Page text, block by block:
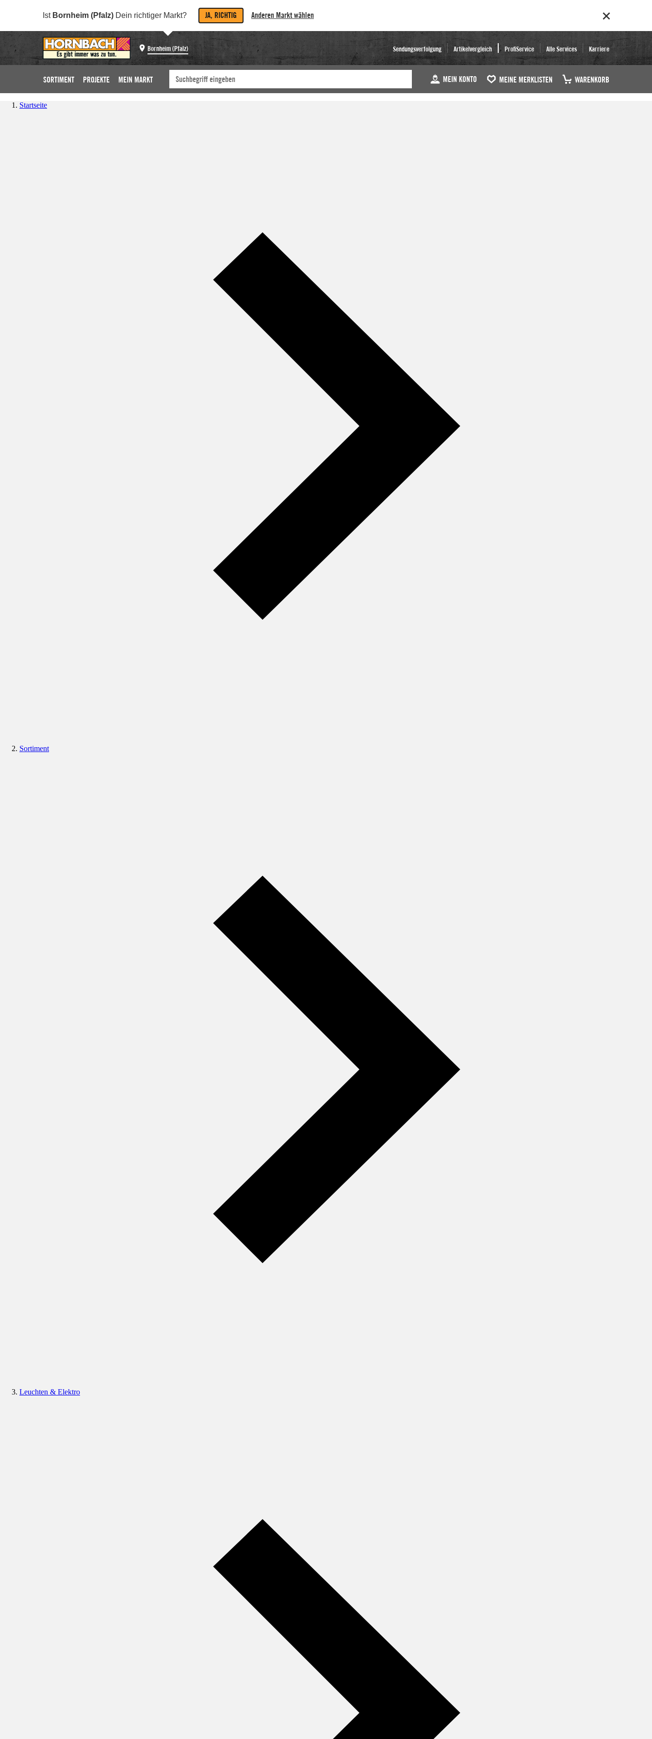
Ist Bornheim (Pfalz) Dein richtiger Markt? JA, RICHTIG Anderen Markt wählen
Bornheim (Pfalz) Sendungsverfolgung Artikelvergleich ProfiService Alle Services Karriere
SORTIMENT PROJEKTE MEIN MARKT MEIN KONTO MEINE MERKLISTEN WARENKORB
Startseite
Sortiment
Leuchten & Elektro